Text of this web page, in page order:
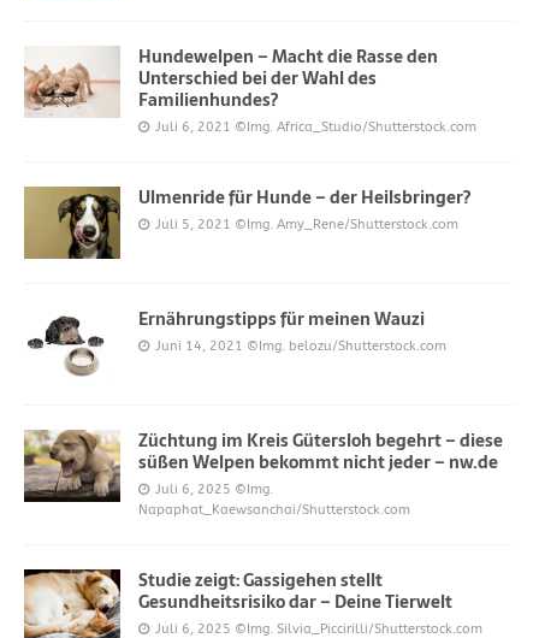
Hundewelpen – Macht die Rasse den
Unterschied bei der Wahl des
Familienhundes?
Juli 6, 2021 ©Img. Africa_Studio/Shutterstock.com
Ulmenride für Hunde – der Heilsbringer?
Juli 5, 2021 ©Img. Amy_Rene/Shutterstock.com
Ernährungstipps für meinen Wauzi
Juni 14, 2021 ©Img. belozu/Shutterstock.com
Züchtung im Kreis Gütersloh begehrt – diese
süßen Welpen bekommt nicht jeder – nw.de
Juli 6, 2025 ©Img.
Napaphat_Kaewsanchai/Shutterstock.com
Studie zeigt: Gassigehen stellt
Gesundheitsrisiko dar – Deine Tierwelt
Juli 6, 2025 ©Img. Silvia_Piccirilli/Shutterstock.com